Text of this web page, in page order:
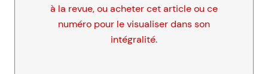
à la revue, ou acheter cet article ou ce
numéro pour le visualiser dans son
intégralité.